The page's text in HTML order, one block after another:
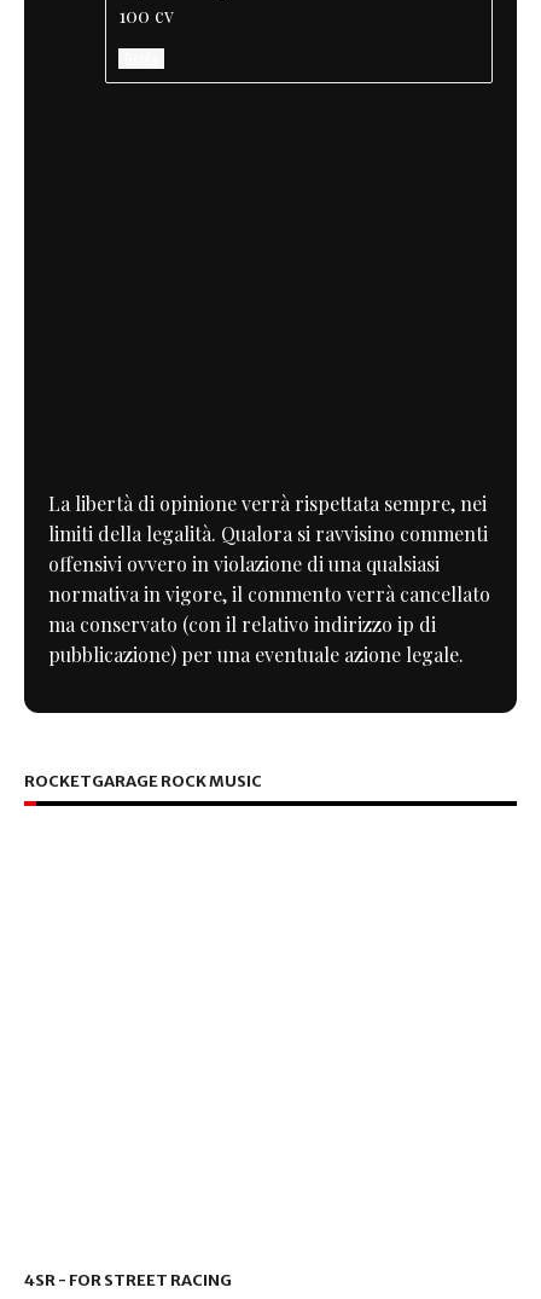
100 cv
La libertà di opinione verrà rispettata sempre, nei
limiti della legalità. Qualora si ravvisino commenti
offensivi ovvero in violazione di una qualsiasi
normativa in vigore, il commento verrà cancellato
ma conservato (con il relativo indirizzo ip di
pubblicazione) per una eventuale azione legale.
ROCKETGARAGE ROCK MUSIC
4SR - FOR STREET RACING